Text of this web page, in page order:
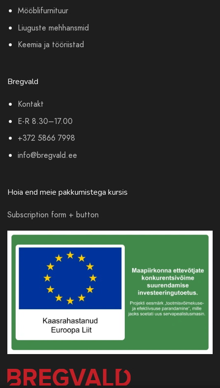
Mööblifurnituur
Liuguste mehhansmid
Keemia ja tööriistad
Bregvald
Kontakt
E-R 8.30–17.00
+372 5866 7998
info@bregvald.ee
Hoia end meie pakkumistega kursis
Subscription form + button